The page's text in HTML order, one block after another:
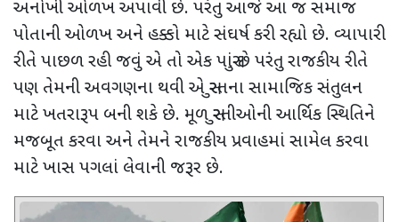
અનોખી ઓળખ અપાવી છે. પરંતુ આજે આ જ સમાજ
પોતાની ઓળખ અને હક્કો માટે સંઘર્ષ કરી રહ્યો છે. વ્યાપારી
રીતે પાછળ રહી જવું એ તો એક પાસું છે પરંતુ રાજકીય રીતે
પણ તેમની અવગણના થવી એ સુરતના સામાજિક સંતુલન
માટે ખતરારૂપ બની શકે છે. મૂળ સુરતીઓની આર્થિક સ્થિતિને
મજબૂત કરવા અને તેમને રાજકીય પ્રવાહમાં સામેલ કરવા
માટે ખાસ પગલાં લેવાની જરૂર છે.